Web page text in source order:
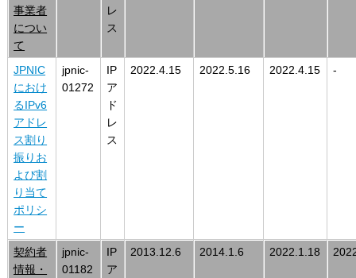
事業者
につい
て
レ
ス
JPNIC
におけ
るIPv6
アドレ
ス割り
振りお
よび割
り当て
ポリシ
ー
jpnic-
01272
IP
ア
ド
レ
ス
2022.4.15 2022.5.16 2022.4.15 -
契約者
情報・
jpnic-
01182
IP
ア
2013.12.6 2014.1.6 2022.1.18